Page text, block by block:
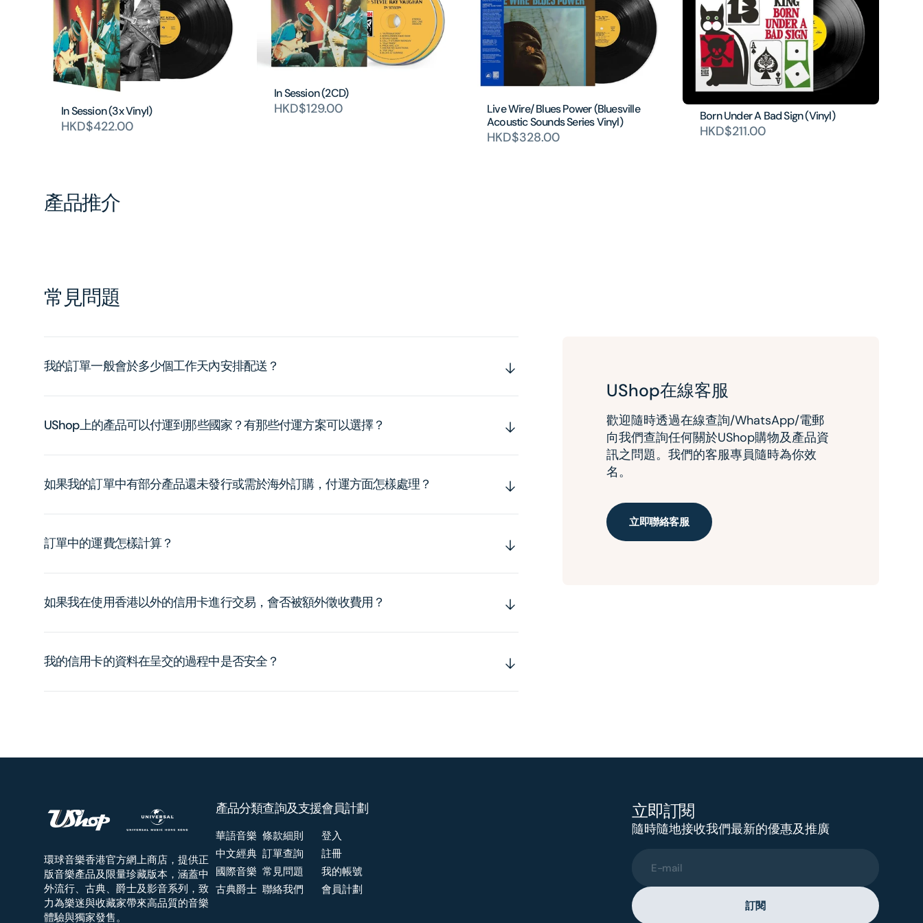
In Session (3x Vinyl)
HKD$422.00
In Session (2CD)
HKD$129.00
Live Wire/ Blues Power (Bluesville
Acoustic Sounds Series Vinyl)
HKD$328.00
Born Under A Bad Sign (Vinyl)
HKD$211.00
產品推介
常見問題
我的訂單一般會於多少個工作天內安排配送？
UShop上的產品可以付運到那些國家？有那些付運方案可以選擇？
如果我的訂單中有部分產品還未發行或需於海外訂購，付運方面怎樣處理？
訂單中的運費怎樣計算？
如果我在使用香港以外的信用卡進行交易，會否被額外徵收費用？
我的信用卡的資料在呈交的過程中是否安全？
UShop在線客服
歡迎隨時透過在線查詢/WhatsApp/電郵
向我們查詢任何關於UShop購物及產品資
訊之問題。我們的客服專員隨時為你效
名。
立即聯絡客服
環球音樂香港官方網上商店，提供正
版音樂產品及限量珍藏版本，涵蓋中
外流行、古典、爵士及影音系列，致
力為樂迷與收藏家帶來高品質的音樂
體驗與獨家發售。
產品分類
華語音樂
中文經典
國際音樂
古典爵士
查詢及支援
條款細則
訂單查詢
常見問題
聯絡我們
會員計劃
登入
註冊
我的帳號
會員計劃
立即訂閱
隨時隨地接收我們最新的優惠及推廣
E-mail
訂閱